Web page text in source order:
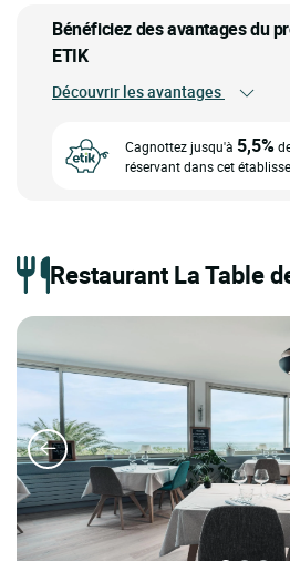
Bénéficiez des avantages du
ETIK
Découvrir les avantages
Cagnottez jusqu'à 5,5%
réservant dans cet
Restaurant La Table